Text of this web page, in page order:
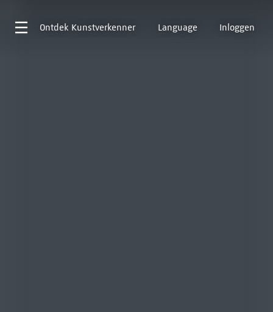
Ontdek Kunstverkenner Language Inloggen